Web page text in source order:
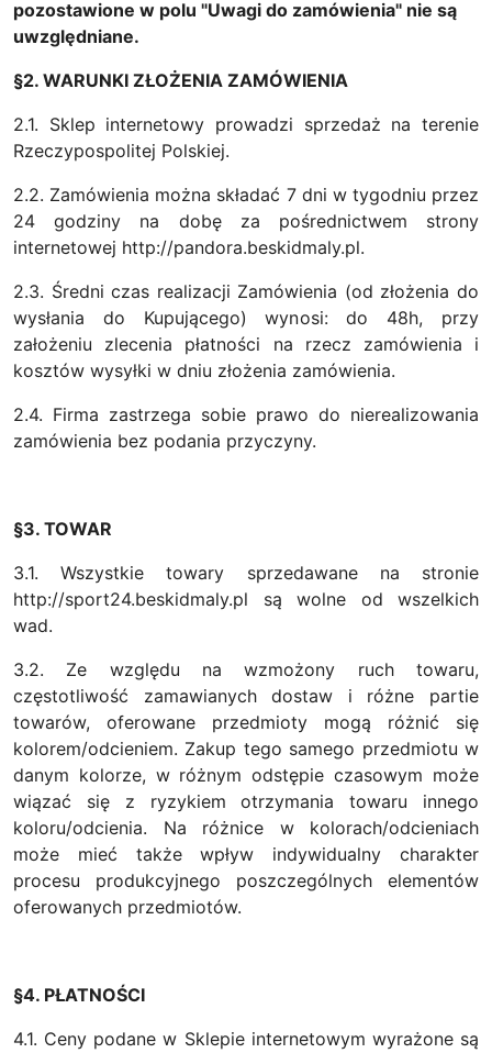
pozostawione w polu "Uwagi do zamówienia" nie są
uwzględniane.
§2. WARUNKI ZŁOŻENIA ZAMÓWIENIA
2.1. Sklep internetowy prowadzi sprzedaż na terenie
Rzeczypospolitej Polskiej.
2.2. Zamówienia można składać 7 dni w tygodniu przez
24 godziny na dobę za pośrednictwem strony
internetowej http://pandora.beskidmaly.pl.
2.3. Średni czas realizacji Zamówienia (od złożenia do
wysłania do Kupującego) wynosi: do 48h, przy
założeniu zlecenia płatności na rzecz zamówienia i
kosztów wysyłki w dniu złożenia zamówienia.
2.4. Firma zastrzega sobie prawo do nierealizowania
zamówienia bez podania przyczyny.
§3. TOWAR
3.1. Wszystkie towary sprzedawane na stronie
http://sport24.beskidmaly.pl są wolne od wszelkich
wad.
3.2. Ze względu na wzmożony ruch towaru,
częstotliwość zamawianych dostaw i różne partie
towarów, oferowane przedmioty mogą różnić się
kolorem/odcieniem. Zakup tego samego przedmiotu w
danym kolorze, w różnym odstępie czasowym może
wiązać się z ryzykiem otrzymania towaru innego
koloru/odcienia. Na różnice w kolorach/odcieniach
może mieć także wpływ indywidualny charakter
procesu produkcyjnego poszczególnych elementów
oferowanych przedmiotów.
§4. PŁATNOŚCI
4.1. Ceny podane w Sklepie internetowym wyrażone są